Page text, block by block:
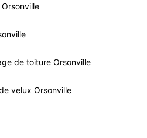
de toiture Orsonville
velux Orsonville